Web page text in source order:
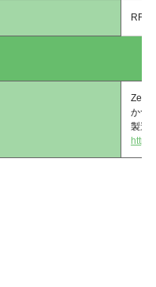
RFID
かつ
製造